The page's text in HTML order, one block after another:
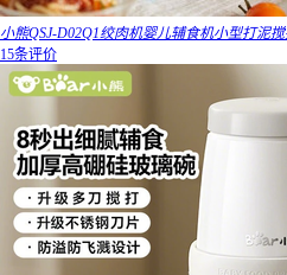
小熊QSJ-D02Q1绞肉机婴儿辅食机小型打泥
15条评价